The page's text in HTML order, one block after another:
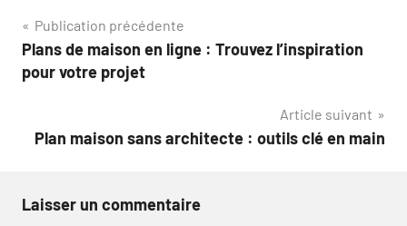
Navigation
de
Publication précédente
Plans de maison en ligne : Trouvez l’inspiration
pour votre projet
Article suivant
Plan maison sans architecte : outils clé en main
Laisser un commentaire